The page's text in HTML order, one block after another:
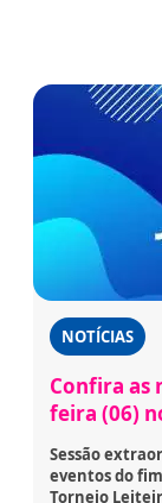
NOTÍCIAS
Confira as
feira (06)
Sessão
eventos do
Torneio